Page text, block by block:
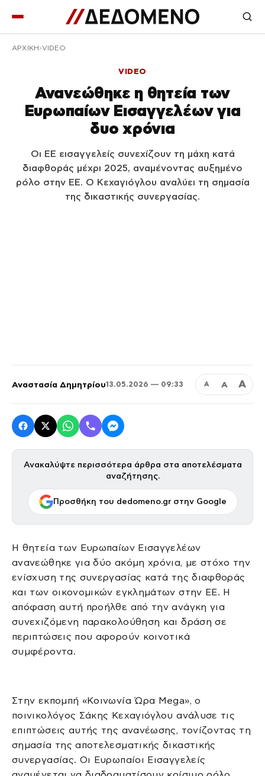
ΑΡΧΙΚΉ VIDEO
VIDEO
Ανανεώθηκε η θητεία των
Ευρωπαίων Εισαγγελέων για
δυο χρόνια
Οι ΕΕ εισαγγελείς συνεχίζουν τη μάχη κατά
διαφθοράς μέχρι 2025, αναμένοντας αυξημένο
ρόλο στην ΕΕ. Ο Κεχαγιόγλου αναλύει τη σημασία
της δικαστικής συνεργασίας.
Αναστασία Δημητρίου13.05.2026 — 09:33 Α Α Α
Ανακαλύψτε περισσότερα άρθρα στα αποτελέσματα
αναζήτησης.
Προσθήκη του dedomeno.gr στην Google
Η θητεία των Ευρωπαίων Εισαγγελέων
ανανεώθηκε για δύο ακόμη χρόνια, με στόχο την
ενίσχυση της συνεργασίας κατά της διαφθοράς
και των οικονομικών εγκλημάτων στην ΕΕ. Η
απόφαση αυτή προήλθε από την ανάγκη για
συνεχιζόμενη παρακολούθηση και δράση σε
περιπτώσεις που αφορούν κοινοτικά
συμφέροντα.
Στην εκπομπή «Κοινωνία Ώρα Mega», ο
ποινικολόγος Σάκης Κεχαγιόγλου ανάλυσε τις
επιπτώσεις αυτής της ανανέωσης, τονίζοντας τη
σημασία της αποτελεσματικής δικαστικής
συνεργασίας. Οι Ευρωπαίοι Εισαγγελείς